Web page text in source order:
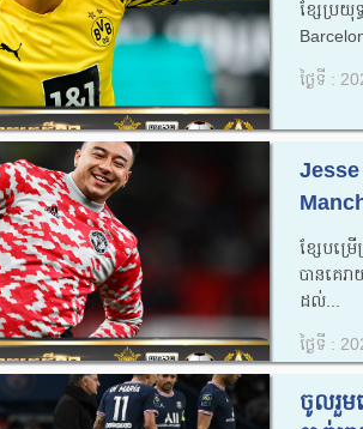
ខ្សែប្រ
ថ្ងៃទី :
ខ្សែបម្រ
បានគេ
ដល់...
ថ្ងៃទី :
ចូលរួម